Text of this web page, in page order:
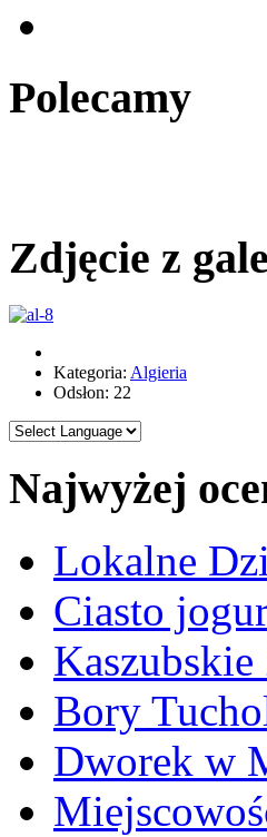
Polecamy
Zdjęcie z
Kategoria: Algieria
Odsłon: 22
Najwyżej
Lokalne
Ciasto
Bory
Dworek w